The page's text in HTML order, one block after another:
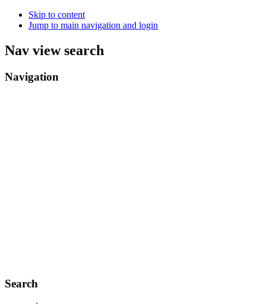
Skip to content
Jump to main navigation and login
Nav view search
Navigation
Search